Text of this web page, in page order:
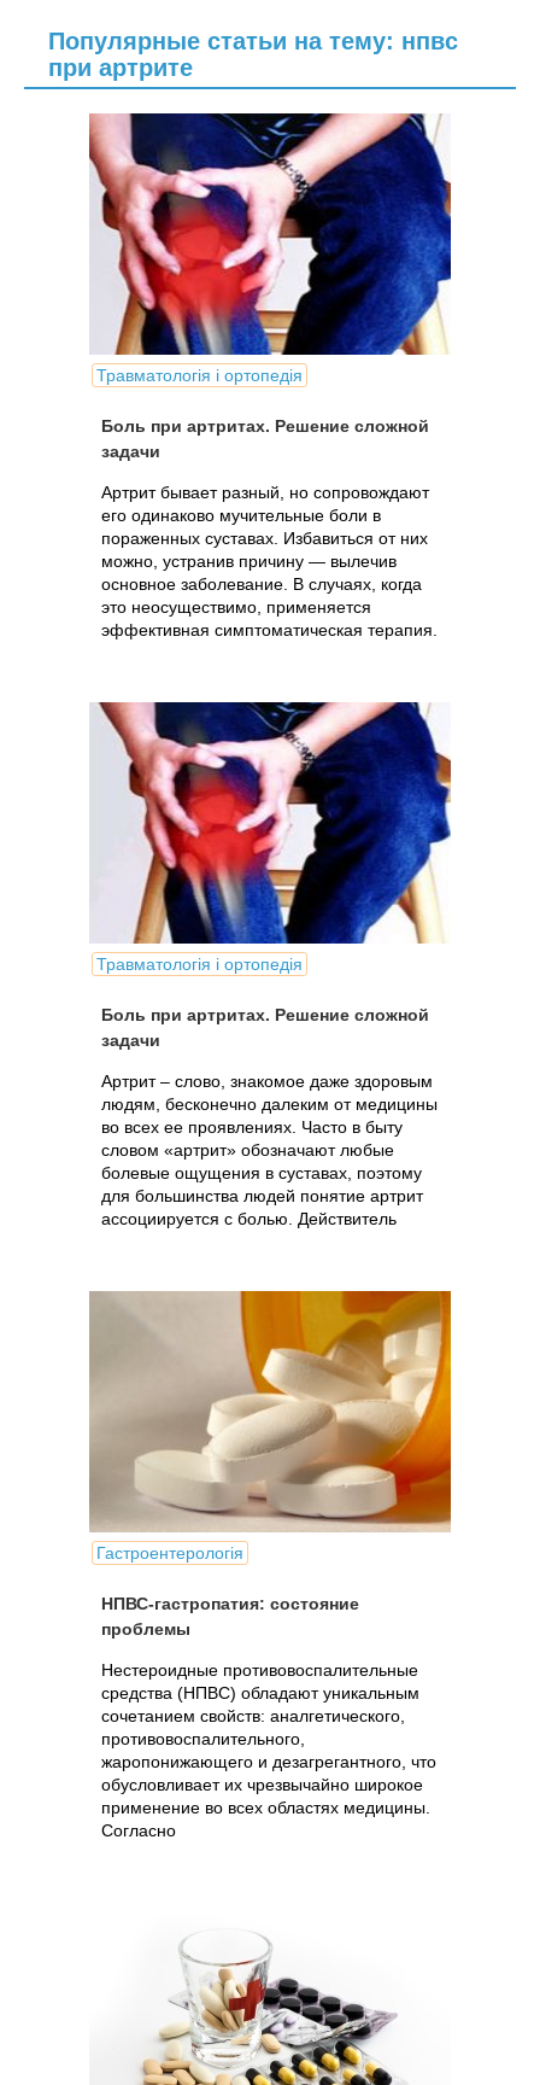
Популярные статьи на тему: нпвс
при артрите
Травматологія і ортопедія
Боль при артритах. Решение сложной
задачи
Артрит бывает разный, но сопровождают
его одинаково мучительные боли в
пораженных суставах. Избавиться от них
можно, устранив причину — вылечив
основное заболевание. В случаях, когда
это неосуществимо, применяется
эффективная симптоматическая терапия.
Травматологія і ортопедія
Боль при артритах. Решение сложной
задачи
Артрит – cлово, знакомое даже здоровым
людям, бесконечно далеким от медицины
во всех ее проявлениях. Часто в быту
словом «артрит» обозначают любые
болевые ощущения в суставах, поэтому
для большинства людей понятие артрит
ассоциируется с болью. Действитель
Гастроентерологія
НПВС-гастропатия: состояние
проблемы
Нестероидные противовоспалительные
средства (НПВС) обладают уникальным
сочетанием свойств: аналгетического,
противовоспалительного,
жаропонижающего и дезагрегантного, что
обусловливает их чрезвычайно широкое
применение во всех областях медицины.
Согласно